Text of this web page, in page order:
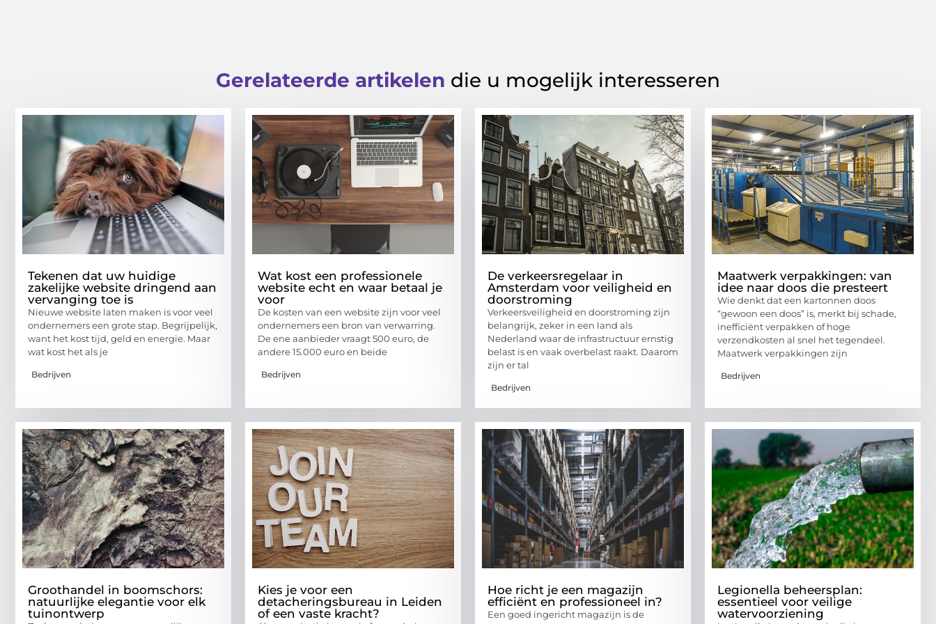
Gerelateerde artikelen die u mogelijk interesseren
Tekenen dat uw huidige
zakelijke website dringend aan
vervanging toe is
Nieuwe website laten maken is voor veel
ondernemers een grote stap. Begrijpelijk,
want het kost tijd, geld en energie. Maar
wat kost het als je
Bedrijven
Wat kost een professionele
website echt en waar betaal je
voor
De kosten van een website zijn voor veel
ondernemers een bron van verwarring.
De ene aanbieder vraagt 500 euro, de
andere 15.000 euro en beide
Bedrijven
De verkeersregelaar in
Amsterdam voor veiligheid en
doorstroming
Verkeersveiligheid en doorstroming zijn
belangrijk, zeker in een land als
Nederland waar de infrastructuur ernstig
belast is en vaak overbelast raakt. Daarom
zijn er tal
Bedrijven
Maatwerk verpakkingen: van
idee naar doos die presteert
Wie denkt dat een kartonnen doos
“gewoon een doos” is, merkt bij schade,
inefficiënt verpakken of hoge
verzendkosten al snel het tegendeel.
Maatwerk verpakkingen zijn
Bedrijven
Groothandel in boomschors:
natuurlijke elegantie voor elk
tuinontwerp
Kies je voor een
detacheringsbureau in Leiden
of een vaste kracht?
Hoe richt je een magazijn
efficiënt en professioneel in?
Een goed ingericht magazijn is de
Legionella beheersplan:
essentieel voor veilige
watervoorziening